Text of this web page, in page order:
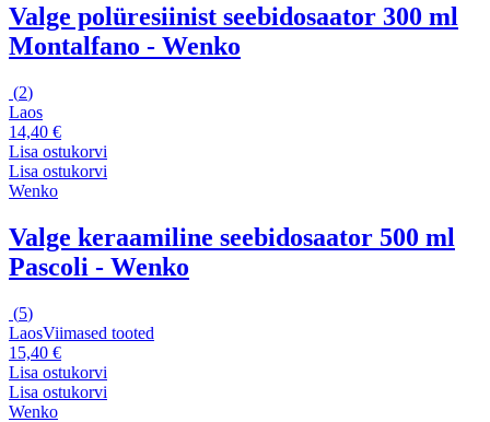
Valge polüresiinist seebidosaator 300 ml
Montalfano - Wenko
(2)
Laos
14,40 €
Lisa ostukorvi
Lisa ostukorvi
Wenko
Valge keraamiline seebidosaator 500 ml
Pascoli - Wenko
(5)
LaosViimased tooted
15,40 €
Lisa ostukorvi
Lisa ostukorvi
Wenko